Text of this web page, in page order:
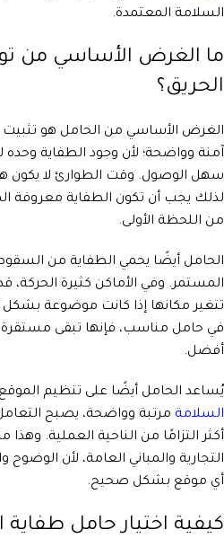
السلامة المعتمدة.
ما الغرض الأساسي من
الحريق؟
الغرض الأساسي من الحامل هو تثبيت
آمنة وواضحة؛ لأن وجود الطفاية
سهل الوصول. وقت الطوارئ لا يكون
لذلك يجب أن تكون الطفاية معروفة
من اللحظة الأولى.
الحامل أيضًا يحمي الطفاية من السقوط
المستمر. وفي الأماكن كثيرة الحركة،
تتغير مكانها إذا كانت موضوعة
في حامل مناسب، فإنها تبقى
أفضل.
يُساعد الحامل أيضًا على تنظيم
السلامة مرتبة وواضحة، يصبح
أكثر التزامًا من الناحية العملية.
التجارية والمباني العامة، لأن
أي موقع بشكل صحيح.
كيفية اختيار حامل